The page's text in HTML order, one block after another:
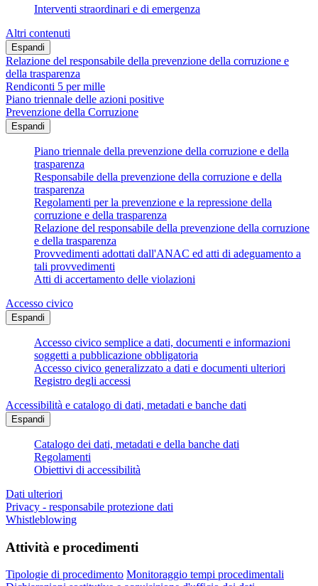
Interventi straordinari e di emergenza
Altri contenuti
Espandi
Relazione del responsabile della prevenzione della corruzione e
della trasparenza
Rendiconti 5 per mille
Piano triennale delle azioni positive
Prevenzione della Corruzione
Espandi
Piano triennale della prevenzione della corruzione e della
trasparenza
Responsabile della prevenzione della corruzione e della
trasparenza
Regolamenti per la prevenzione e la repressione della
corruzione e della trasparenza
Relazione del responsabile della prevenzione della corruzione
e della trasparenza
Provvedimenti adottati dall'ANAC ed atti di adeguamento a
tali provvedimenti
Atti di accertamento delle violazioni
Accesso civico
Espandi
Accesso civico semplice a dati, documenti e informazioni
soggetti a pubblicazione obbligatoria
Accesso civico generalizzato a dati e documenti ulteriori
Registro degli accessi
Accessibilità e catalogo di dati, metadati e banche dati
Espandi
Catalogo dei dati, metadati e della banche dati
Regolamenti
Obiettivi di accessibilità
Dati ulteriori
Privacy - responsabile protezione dati
Whistleblowing
Attività e procedimenti
Tipologie di procedimento Monitoraggio tempi procedimentali